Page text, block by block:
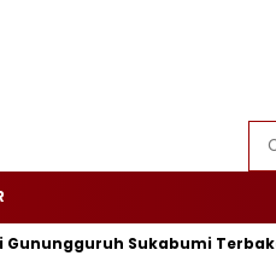
Sukabumi Terbakar